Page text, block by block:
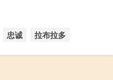
忠诚 拉布拉多